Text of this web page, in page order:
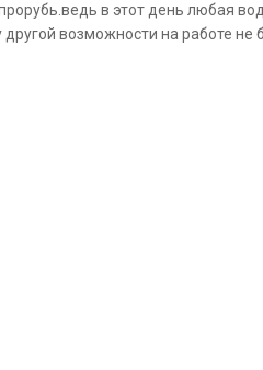
в этот день любая
возможности на работе не